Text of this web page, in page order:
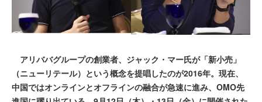
アリババグループの創業者、ジャック・マー氏が「新小売」
（ニューリテール）という概念を提唱したのが2016年。現在、
中国ではオンラインとオフラインの融合が急速に進み、OMO先